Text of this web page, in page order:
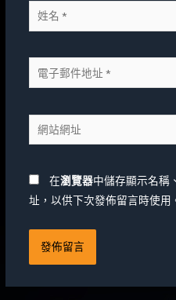
在瀏覽器中儲存顯示名稱
址，以供下次發佈留言時使用